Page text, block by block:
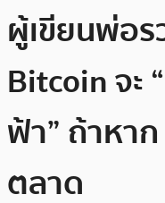
ผู้เขียนพ่อ
Bitcoin จะ
ฟ้า” ถ้าหา
ตลาด